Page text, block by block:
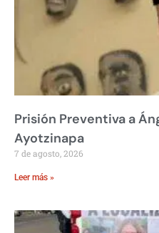
Prisión Preventiva a
Ayotzinapa
7 de agosto, 2026
Leer más »